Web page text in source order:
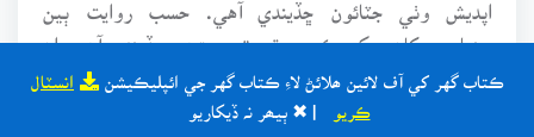
ڪتاب گهر کي آف لائين ھلائڻ لاءِ ڪتاب گهر جي ائپليڪيشن انسٽال
| ✖ ٻيھر نہ ڏيکاريو
اپديش وٺي جٽائون ڇڏيندي آهي. حسب روايت ٻين
سنياسين کان سکي ڪري مٿي تي ويڙهي ڇڏيندي آهي. ان
جي ڀيٽ ۾ نئين ۽ اڻ آزمودگار يا پنهنجي منهن سنياسڻ
ٿيڻ واريءَ کي ڪا به ڄاڻ نه هوندي آهي. تنهنڪري جيئن